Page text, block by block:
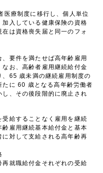
医療制度に移行し、個人単位
入している健康保険の資格
は資格喪失届と同一のフォ
要件を満たせば高年齢雇用
お、高齢者雇用継続給付金
65 歳未満の継続雇用制度の
に 60 歳となる高年齢労働者
、その後段階的に廃止され
給することなく雇用を継続
雇用継続基本給付金と基本
対して支給される高年齢再
就職給付金それぞれの受給